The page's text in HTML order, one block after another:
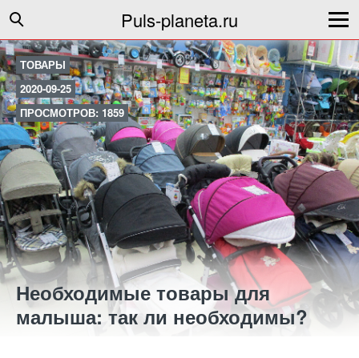
Puls-planeta.ru
ТОВАРЫ
2020-09-25
ПРОСМОТРОВ: 1859
Необходимые товары для
малыша: так ли необходимы?